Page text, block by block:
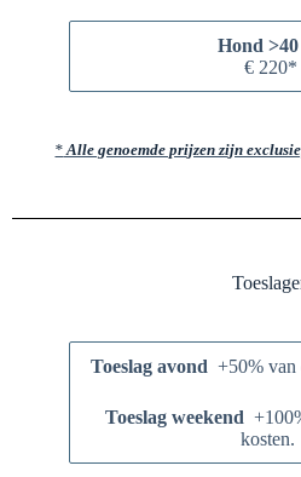
Hond
€ 220*
* Alle genoemde prijzen zijn
Toeslag avond+50% van
Toeslag weekend
kosten.